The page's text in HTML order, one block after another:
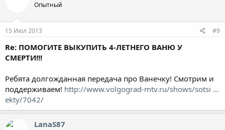
Опытный
15 Июл 2013 #9
Re: ПОМОГИТЕ ВЫКУПИТЬ 4-ЛЕТНЕГО ВАНЮ У
СМЕРТИ!!!
Ребята долгожданная передача про Ванечку! Смотрим и
поддерживаем! http://www.volgograd-mtv.ru/shows/sotsi ...
ekty/7042/
LanaS87